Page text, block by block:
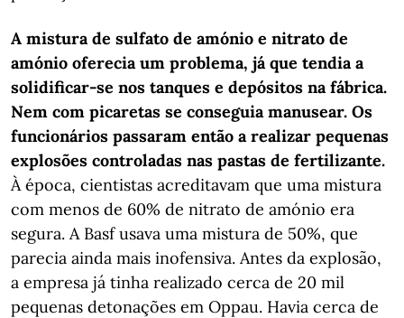
A mistura de sulfato de amónio e nitrato de
amónio oferecia um problema, já que tendia a
solidificar-se nos tanques e depósitos na fábrica.
Nem com picaretas se conseguia manusear. Os
funcionários passaram então a realizar pequenas
explosões controladas nas pastas de fertilizante.
À época, cientistas acreditavam que uma mistura
com menos de 60% de nitrato de amónio era
segura. A Basf usava uma mistura de 50%, que
parecia ainda mais inofensiva. Antes da explosão,
a empresa já tinha realizado cerca de 20 mil
pequenas detonações em Oppau. Havia cerca de